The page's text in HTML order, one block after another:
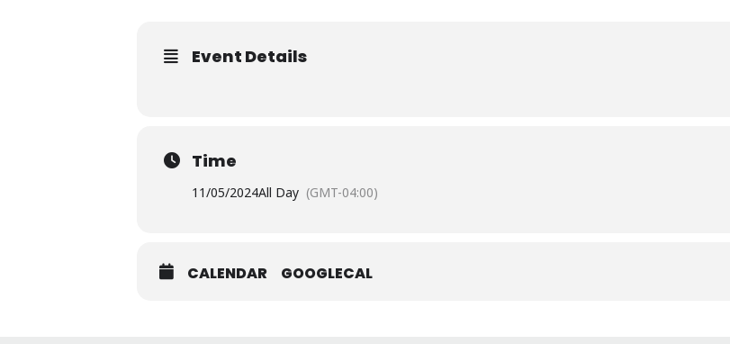
Event Details
Time
11/05/2024All Day (GMT-04:00)
CALENDAR GOOGLECAL